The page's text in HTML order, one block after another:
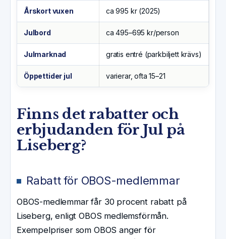
Årskort vuxen ca 995 kr (2025)
Julbord ca 495–695 kr/person
Julmarknad gratis entré (parkbiljett krävs)
Öppettider jul varierar, ofta 15–21
Finns det rabatter och
erbjudanden för Jul på
Liseberg?
Rabatt för OBOS-medlemmar
OBOS-medlemmar får 30 procent rabatt på
Liseberg, enligt OBOS medlemsförmån.
Exempelpriser som OBOS anger för